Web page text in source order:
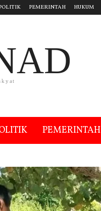
PEMERINTAH HUKUM
PEMERINTAH